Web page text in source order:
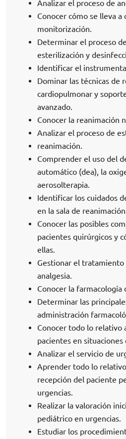
Analizar el proceso de
Conocer cómo se lleva a
monitorización.
Determinar el proceso
esterilización y
Identificar el
Dominar las técnicas de
cardiopulmonar y
avanzado.
Conocer la reanimación
Analizar el proceso de
reanimación.
Comprender el uso del
automático (dea), la
aerosolterapia.
Identificar los cuidados
en la sala de reanimación.
Conocer las posibles
pacientes quirúrgicos y
ellas.
Gestionar el
analgesia.
Conocer la farmacología
Determinar las
administración
Conocer todo lo relativo
pacientes en situaciones
Analizar el servicio de
Aprender todo lo
recepción del paciente
urgencias.
Realizar la valoración
pediátrico en urgencias.
Estudiar los